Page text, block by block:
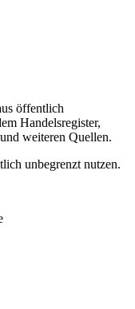
öffentlich
Handelsregister,
weiteren Quellen.
unbegrenzt nutzen.